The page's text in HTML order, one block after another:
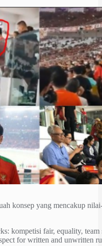
konsep yang mencakup
kompetisi fair, equality,
for written and unwritten